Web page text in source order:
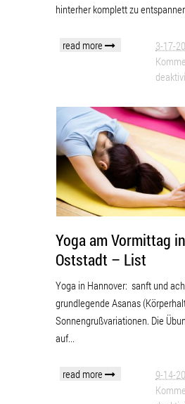
hinterher komplett zu
read more 3-17-
Yoga am Vormittag
Oststadt – List
Yoga in Hannover: sanft und
grundlegende Asanas
Sonnengrußvariationen. Die
auf...
read more 9-14-